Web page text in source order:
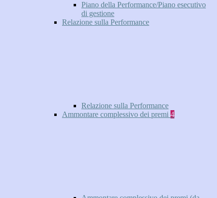
Piano della Performance/Piano esecutivo
di gestione
Relazione sulla Performance
Relazione sulla Performance
Ammontare complessivo dei premi 4